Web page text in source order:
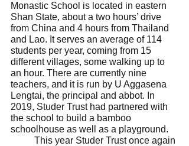
Monastic School is located in eastern
Shan State, about a two hours’ drive
from China and 4 hours from Thailand
and Lao. It serves an average of 114
students per year, coming from 15
different villages, some walking up to
an hour. There are currently nine
teachers, and it is run by U Aggasena
Lengtai, the principal and abbot. In
2019, Studer Trust had partnered with
the school to build a bamboo
schoolhouse as well as a playground.